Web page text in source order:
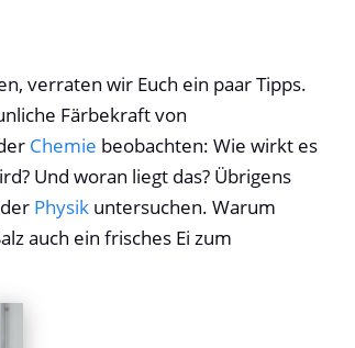
verraten wir Euch ein paar Tipps.
Färbekraft von
Chemie beobachten: Wie wirkt es
Und woran liegt das? Übrigens
Physik untersuchen. Warum
auch ein frisches Ei zum